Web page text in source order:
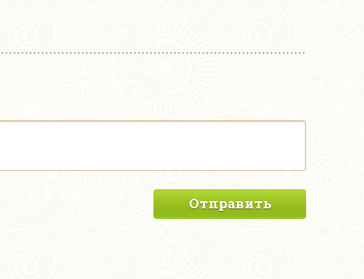
Отправить